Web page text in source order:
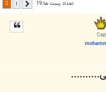
تعداد پست ها:19 قبلی 1
2